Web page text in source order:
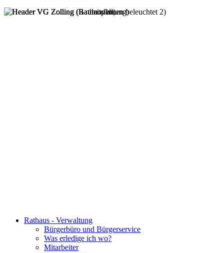
Rathaus - Verwaltung
Bürgerbüro und Bürgerservice
Was erledige ich wo?
Mitarbeiter